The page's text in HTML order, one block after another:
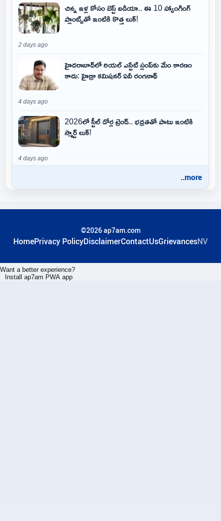
చిన్న ఇళ్ల కోసం బెస్ట్ ఐడియా.. ఈ 10 హ్యాంగింగ్
ప్లాంట్స్‌తో ఇంటికి కొత్త లుక్!
2 days ago
హైదరాబాద్‌లో రియల్ ఎస్టేట్ స్లంప్‌కు మేం కారణం
కాదు: హైడ్రా కమిషనర్ ఏవీ రంగనాథ్
4 days ago
2026లో స్టీల్ డోర్ల ట్రెండ్.. భద్రతతో పాటు ఇంటికి
స్మార్ట్ లుక్!
4 days ago
..more
©2026 ap7am.com
HomePrivacy PolicyDisclaimerContactUsGrievancesNV
Want a better experience?
Install ap7am PWA app